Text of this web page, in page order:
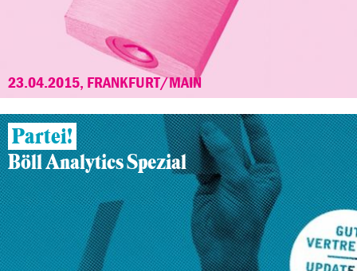
23.04.2015, FRANKFURT/MAIN
Partei!
Böll Analytics Spezial